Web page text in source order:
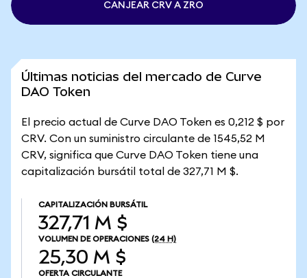
CANJEAR CRV A ZRO
Últimas noticias del mercado de Curve
DAO Token
El precio actual de Curve DAO Token es 0,212 $ por
CRV. Con un suministro circulante de 1545,52 M
CRV, significa que Curve DAO Token tiene una
capitalización bursátil total de 327,71 M $.
CAPITALIZACIÓN BURSÁTIL
327,71 M $
VOLUMEN DE OPERACIONES (24 H)
25,30 M $
OFERTA CIRCULANTE